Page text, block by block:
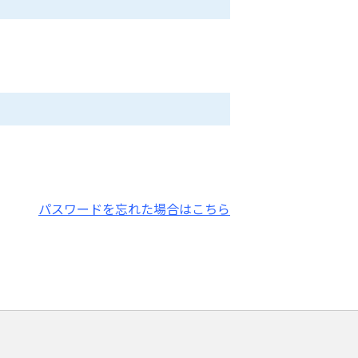
パスワードを忘れた場合はこちら